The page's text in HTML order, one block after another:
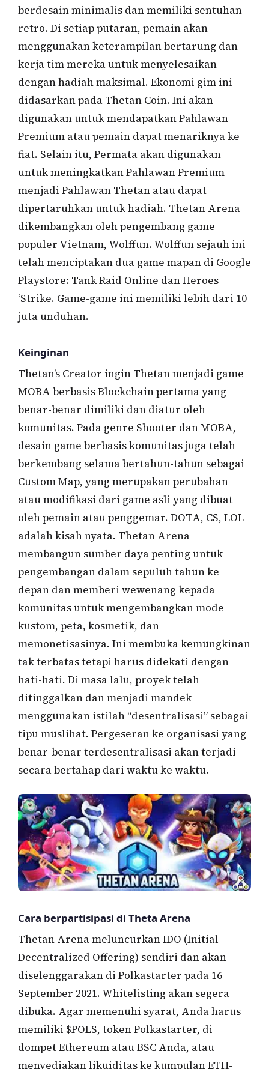
berdesain minimalis dan memiliki sentuhan
retro. Di setiap putaran, pemain akan
menggunakan keterampilan bertarung dan
kerja tim mereka untuk menyelesaikan
dengan hadiah maksimal. Ekonomi gim ini
didasarkan pada Thetan Coin. Ini akan
digunakan untuk mendapatkan Pahlawan
Premium atau pemain dapat menariknya ke
fiat. Selain itu, Permata akan digunakan
untuk meningkatkan Pahlawan Premium
menjadi Pahlawan Thetan atau dapat
dipertaruhkan untuk hadiah. Thetan Arena
dikembangkan oleh pengembang game
populer Vietnam, Wolffun. Wolffun sejauh ini
telah menciptakan dua game mapan di Google
Playstore: Tank Raid Online dan Heroes
‘Strike. Game-game ini memiliki lebih dari 10
juta unduhan.
Keinginan
Thetan’s Creator ingin Thetan menjadi game
MOBA berbasis Blockchain pertama yang
benar-benar dimiliki dan diatur oleh
komunitas. Pada genre Shooter dan MOBA,
desain game berbasis komunitas juga telah
berkembang selama bertahun-tahun sebagai
Custom Map, yang merupakan perubahan
atau modifikasi dari game asli yang dibuat
oleh pemain atau penggemar. DOTA, CS, LOL
adalah kisah nyata. Thetan Arena
membangun sumber daya penting untuk
pengembangan dalam sepuluh tahun ke
depan dan memberi wewenang kepada
komunitas untuk mengembangkan mode
kustom, peta, kosmetik, dan
memonetisasinya. Ini membuka kemungkinan
tak terbatas tetapi harus didekati dengan
hati-hati. Di masa lalu, proyek telah
ditinggalkan dan menjadi mandek
menggunakan istilah “desentralisasi” sebagai
tipu muslihat. Pergeseran ke organisasi yang
benar-benar terdesentralisasi akan terjadi
secara bertahap dari waktu ke waktu.
Cara berpartisipasi di Theta Arena
Thetan Arena meluncurkan IDO (Initial
Decentralized Offering) sendiri dan akan
diselenggarakan di Polkastarter pada 16
September 2021. Whitelisting akan segera
dibuka. Agar memenuhi syarat, Anda harus
memiliki $POLS, token Polkastarter, di
dompet Ethereum atau BSC Anda, atau
menyediakan likuiditas ke kumpulan ETH-